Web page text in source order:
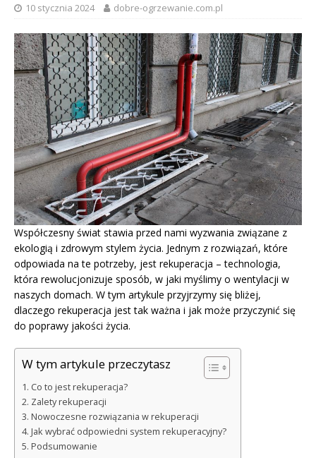
10 stycznia 2024 dobre-ogrzewanie.com.pl
Współczesny świat stawia przed nami wyzwania związane z
ekologią i zdrowym stylem życia. Jednym z rozwiązań, które
odpowiada na te potrzeby, jest rekuperacja – technologia,
która rewolucjonizuje sposób, w jaki myślimy o wentylacji w
naszych domach. W tym artykule przyjrzymy się bliżej,
dlaczego rekuperacja jest tak ważna i jak może przyczynić się
do poprawy jakości życia.
W tym artykule przeczytasz
Co to jest rekuperacja?
Zalety rekuperacji
Nowoczesne rozwiązania w rekuperacji
Jak wybrać odpowiedni system rekuperacyjny?
Podsumowanie